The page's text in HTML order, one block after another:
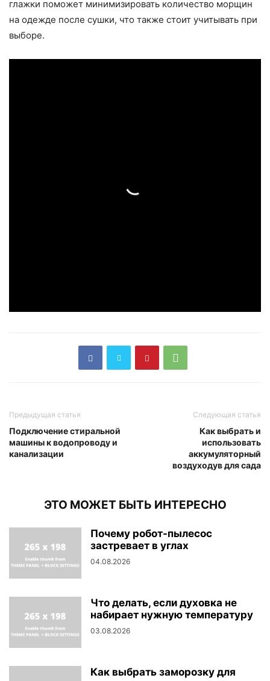
глажки поможет минимизировать количество морщин
на одежде после сушки, что также стоит учитывать при
выборе.
Предыдущая статья
Подключение стиральной
машины к водопроводу и
канализации
Следующая статья
Как выбрать и
использовать
аккумуляторный
воздуходув для сада
ЭТО МОЖЕТ БЫТЬ ИНТЕРЕСНО
Почему робот-пылесос
застревает в углах
04.08.2026
Что делать, если духовка не
набирает нужную температуру
03.08.2026
Как выбрать заморозку для